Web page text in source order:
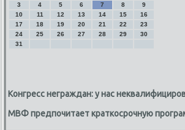
3
4 5 6 7 8
9
10
11 12 13 14 15
16
17
18 19 20 21 22
23
24
25 26 27 28 29
30
31
Конгресс неграждан: у нас
МВФ предпочитает краткосрочную